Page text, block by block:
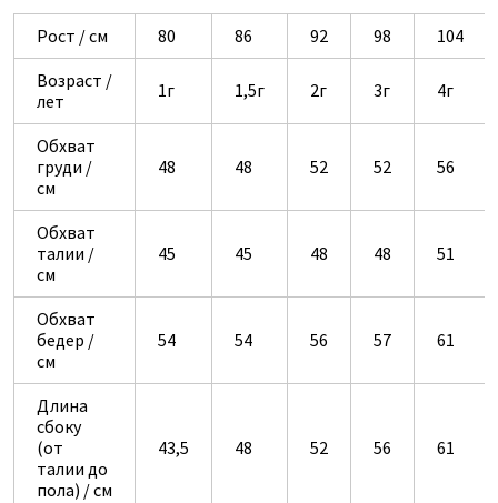
Рост / см 80 86 92 98
104
Возраст /
лет
1г 1,5г 2г 3г 4г
Обхват
груди /
см
48 48 52 52 56
Обхват
талии /
см
45 45 48 48 51
Обхват
бедер /
см
54 54 56 57 61
Длина
сбоку
(от
талии до
пола) / см
43,5 48 52 56 61